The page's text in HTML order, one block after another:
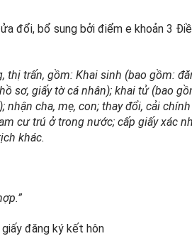
đổi, bổ sung bởi điểm e khoản 3
thị trấn, gồm: Khai sinh (bao gồm:
sơ, giấy tờ cá nhân); khai tử (bao
nhận cha, mẹ, con; thay đổi, cải
cư trú ở trong nước; cấp giấy xác
khác.
đăng ký kết hôn